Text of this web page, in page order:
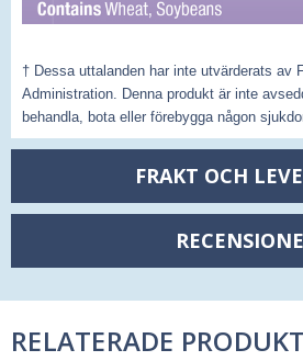
† Dessa uttalanden har inte utvärderats av
Administration. Denna produkt är inte
behandla, bota eller förebygga någon
FRAKT OCH
RELATERADE